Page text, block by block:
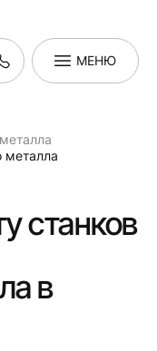
МЕНЮ
металла
станков
в